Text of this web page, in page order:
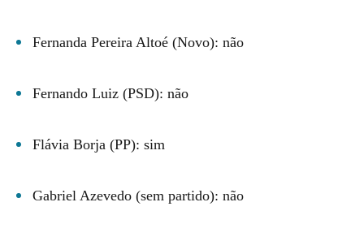
Fernanda Pereira Altoé (Novo): não
Fernando Luiz (PSD): não
Flávia Borja (PP): sim
Gabriel Azevedo (sem partido): não